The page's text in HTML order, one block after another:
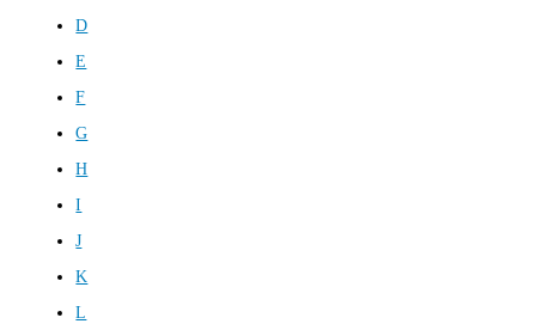
D
E
F
G
H
I
J
K
L